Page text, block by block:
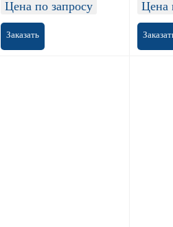
Цена по запросу
Заказать
Цена